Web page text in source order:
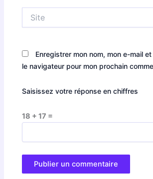
Enregistrer mon nom, mon e-mail
le navigateur pour mon prochain
Saisissez votre réponse en chiffres
18 + 17 =